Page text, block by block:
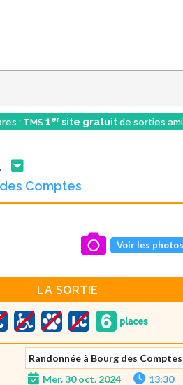
: TMS 1er site gratuit de sorties
Comptes
Voir les
LA SORTIE
Randonnée à Bourg des Comptes
Mer. 30 oct. 2024
13:30